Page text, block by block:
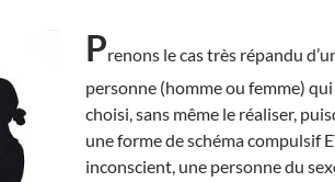
Prenons le cas très répandu
personne (homme ou femme) qui
choisi, sans même le réaliser,
une forme de schéma compulsif
inconscient, une personne du